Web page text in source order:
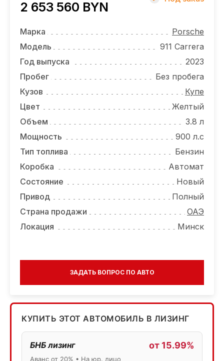
2 653 560 BYN
Марка
Porsche
Модель
911 Carrera
Год выпуска
2023
Пробег
Без пробега
Кузов
Купе
Цвет
Желтый
Объем
3.8 л
Мощность
900 л.с
Тип топлива
Бензин
Коробка
Автомат
Состояние
Новый
Привод
Полный
Страна продажи
ОАЭ
Локация
Минск
ЗАДАТЬ ВОПРОС ПО АВТО
КУПИТЬ ЭТОТ АВТОМОБИЛЬ В ЛИЗИНГ
БНБ лизинг от 15.99%
Аванс от 20% • На юр. лицо